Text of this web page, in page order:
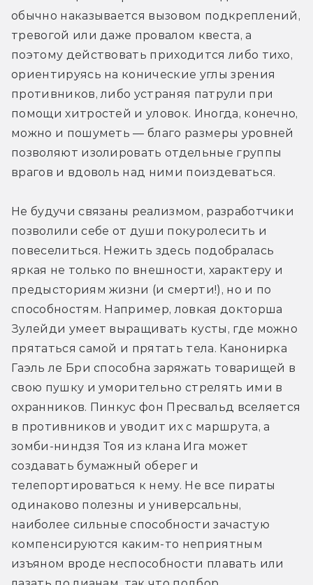
обычно наказывается вызовом подкреплений,
тревогой или даже провалом квеста, а
поэтому действовать приходится либо тихо,
ориентируясь на конические углы зрения
противников, либо устраняя патрули при
помощи хитростей и уловок. Иногда, конечно,
можно и пошуметь — благо размеры уровней
позволяют изолировать отдельные группы
врагов и вдоволь над ними поиздеваться.
Не будучи связаны реализмом, разработчики
позволили себе от души покуролесить и
повеселиться. Нежить здесь подобралась
яркая не только по внешности, характеру и
предысториям жизни (и смерти!), но и по
способностям. Например, ловкая докторша
Зулейди умеет выращивать кусты, где можно
прятаться самой и прятать тела. Канонирка
Гаэль ле Бри способна заряжать товарищей в
свою пушку и уморительно стрелять ими в
охранников. Пинкус фон Пресвальд вселяется
в противников и уводит их с маршрута, а
зомби-ниндзя Тоя из клана Ига может
создавать бумажный оберег и
телепортироваться к нему. Не все пираты
одинаково полезны и универсальны,
наиболее сильные способности зачастую
компенсируются каким-то неприятным
изъяном вроде неспособности плавать или